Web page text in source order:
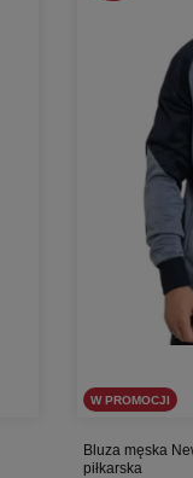
W PROMOCJI
Bluza męska
piłkarska